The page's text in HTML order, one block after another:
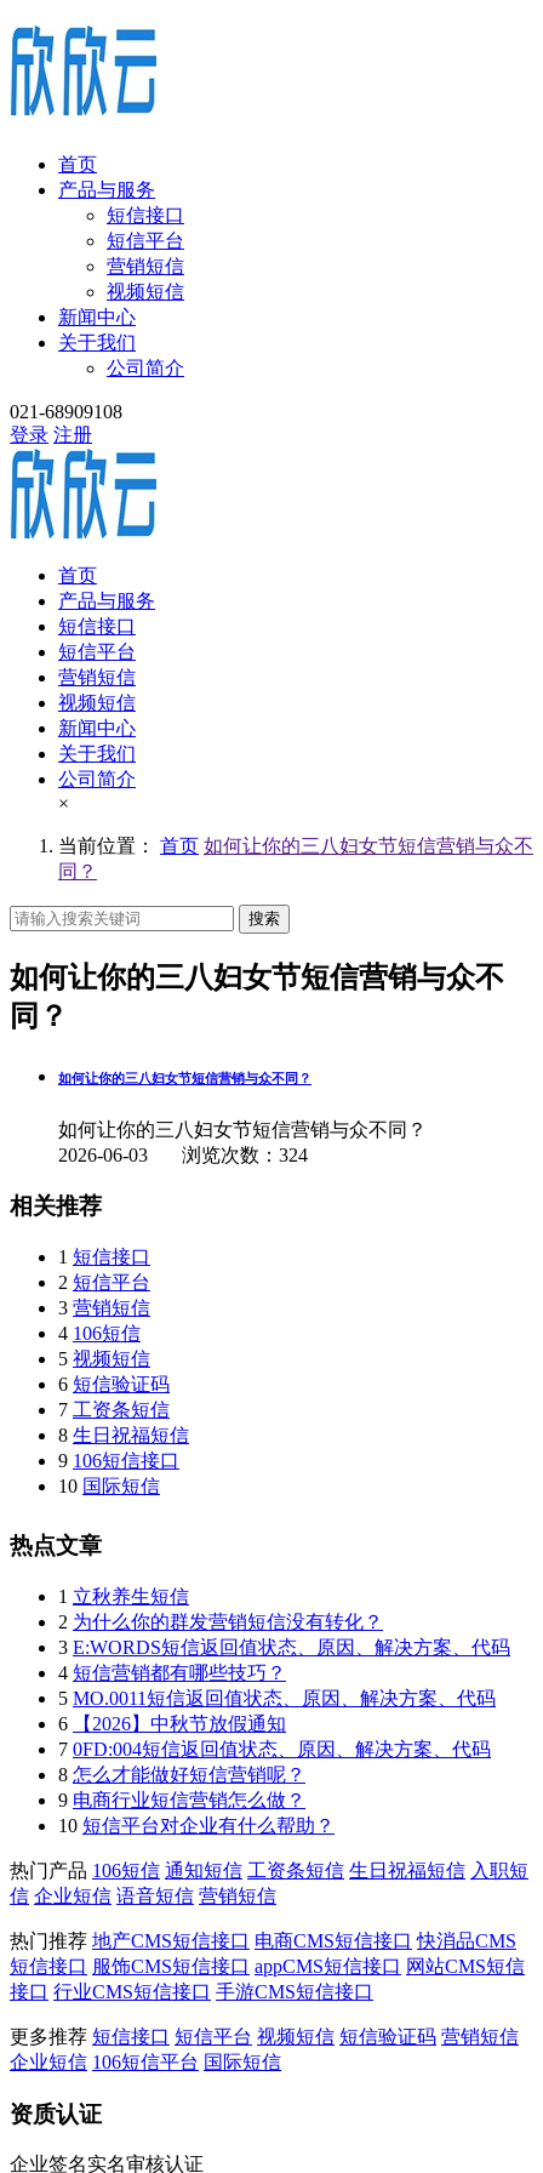
首页
产品与服务
短信接口
短信平台
营销短信
视频短信
新闻中心
关于我们
公司简介
021-68909108
登录 注册
首页
产品与服务
短信接口
短信平台
营销短信
视频短信
新闻中心
关于我们
公司简介
×
当前位置： 首页 如何让你的三八妇女节短信营销与众不
同？
搜索
如何让你的三八妇女节短信营销与众不
同？
如何让你的三八妇女节短信营销与众不同？
如何让你的三八妇女节短信营销与众不同？
2026-06-03 浏览次数：324
相关推荐
1 短信接口
2 短信平台
3 营销短信
4 106短信
5 视频短信
6 短信验证码
7 工资条短信
8 生日祝福短信
9 106短信接口
10 国际短信
热点文章
1 立秋养生短信
2 为什么你的群发营销短信没有转化？
3 E:WORDS短信返回值状态、原因、解决方案、代码
4 短信营销都有哪些技巧？
5 MO.0011短信返回值状态、原因、解决方案、代码
6
【2026】中秋节放假通知
7 0FD:004短信返回值状态、原因、解决方案、代码
8 怎么才能做好短信营销呢？
9 电商行业短信营销怎么做？
10 短信平台对企业有什么帮助？
热门产品 106短信 通知短信 工资条短信 生日祝福短信 入职短
信 企业短信 语音短信 营销短信
热门推荐 地产CMS短信接口 电商CMS短信接口 快消品CMS
短信接口 服饰CMS短信接口 appCMS短信接口 网站CMS短信
接口 行业CMS短信接口 手游CMS短信接口
更多推荐 短信接口 短信平台 视频短信 短信验证码 营销短信
企业短信 106短信平台 国际短信
资质认证
企业签名实名审核认证